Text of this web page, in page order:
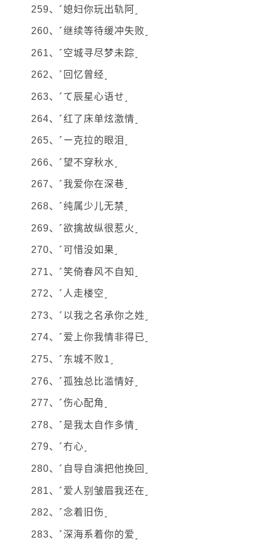
259、˹媳妇你玩出轨阿˼
260、˹继续等待缓冲失败˼
261、˹空城寻尽梦未踪˼
262、˹回忆曾经˼
263、˹て辰星心语せ˼
264、˹红了床单炫激情˼
265、˹ー克拉的眼泪˼
266、˹望不穿秋水˼
267、˹我爱你在深巷˼
268、˹纯属少儿无禁˼
269、˹欲擒故纵很惹火˼
270、˹可惜没如果˼
271、˹笑倚春风不自知˼
272、˹人走楼空˼
273、˹以我之名承你之姓˼
274、˹爱上你我情非得已˼
275、˹东城不败1˼
276、˹孤独总比滥情好˼
277、˹伤心配角˼
278、˹是我太自作多情˼
279、˹冇心˼
280、˹自导自演把他挽回˼
281、˹爱人别皱眉我还在˼
282、˹念着旧伤˼
283、˹深海系着你的爱˼